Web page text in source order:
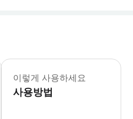
‣ 반바지&민소매는 입장이 어려우니,
이렇게 사용하세요
사용방법